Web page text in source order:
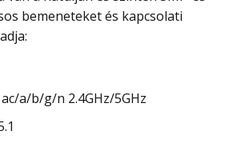
bemeneteket és kapcsolati
a/b/g/n 2.4GHz/5GHz